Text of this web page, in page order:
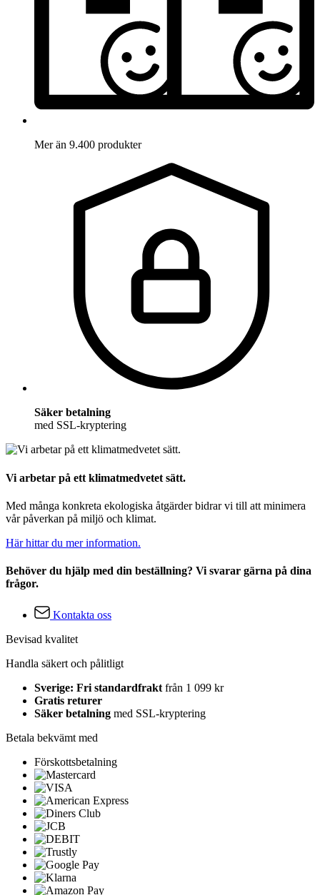
Mer än 9.400 produkter
Säker betalning
med SSL-kryptering
Vi arbetar på ett klimatmedvetet sätt.
Med många konkreta ekologiska åtgärder bidrar vi till att minimera
vår påverkan på miljö och klimat.
Här hittar du mer information.
Behöver du hjälp med din beställning? Vi svarar gärna på dina
frågor.
Kontakta oss
Bevisad kvalitet
Handla säkert och pålitligt
Sverige: Fri standardfrakt från 1 099 kr
Gratis returer
Säker betalning med SSL-kryptering
Betala bekvämt med
Förskottsbetalning